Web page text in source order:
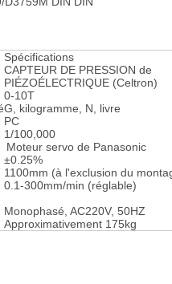
Spécifications
CAPTEUR DE PRESSION de
PIÉZOÉLECTRIQUE (Celtron)
0-10T
G, kilogramme, N, livre
PC
1/100,000
Moteur servo de Panasonic
±0.25%
1100mm (à l'exclusion du
0.1-300mm/min (réglable)
Monophasé, AC220V, 50HZ
Approximativement 175kg